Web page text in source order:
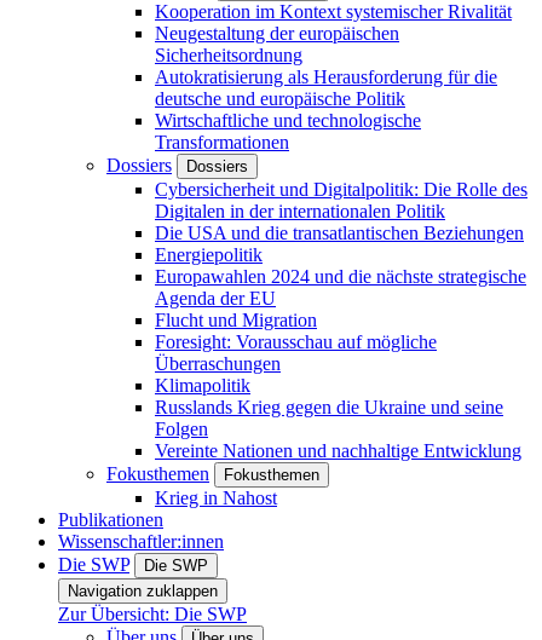
Kooperation im Kontext systemischer Rivalität
Neugestaltung der europäischen
Sicherheitsordnung
Autokratisierung als Herausforderung für die
deutsche und europäische Politik
Wirtschaftliche und technologische
Transformationen
Dossiers
Dossiers
Cybersicherheit und Digitalpolitik: Die Rolle des
Digitalen in der internationalen Politik
Die USA und die transatlantischen Beziehungen
Energiepolitik
Europawahlen 2024 und die nächste strategische
Agenda der EU
Flucht und Migration
Foresight: Vorausschau auf mögliche
Überraschungen
Klimapolitik
Russlands Krieg gegen die Ukraine und seine
Folgen
Vereinte Nationen und nachhaltige Entwicklung
Fokusthemen
Fokusthemen
Krieg in Nahost
Publikationen
Wissenschaftler:innen
Die SWP
Die SWP
Navigation zuklappen
Zur Übersicht: Die SWP